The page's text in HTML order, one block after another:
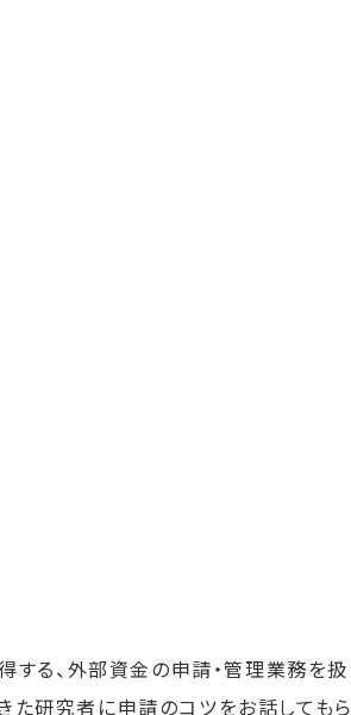
る、外部資金の申請・管理業務を
研究者に申請のコツをお話しても